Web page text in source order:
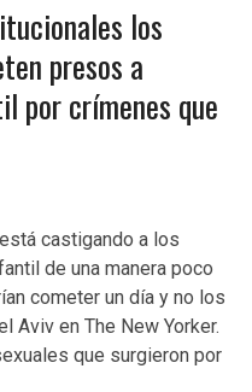
los
presos a
por crímenes que
castigando a los
de una manera poco
cometer un día y no los
Aviv en The New Yorker.
que surgieron por